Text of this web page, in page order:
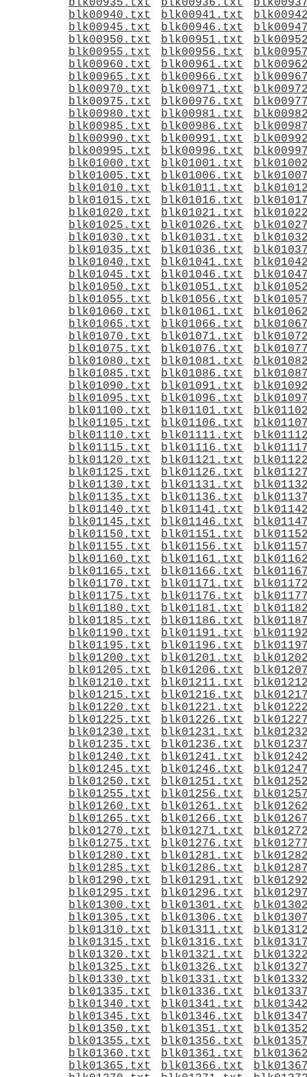
blk00935.txt blk00936.txt
blk00940.txt
blk00941.txt
blk00945.txt
blk00946.txt
blk00950.txt
blk00951.txt
blk00955.txt
blk00956.txt
blk00960.txt
blk00961.txt
blk00965.txt
blk00966.txt
blk00970.txt
blk00971.txt
blk00975.txt
blk00976.txt
blk00980.txt
blk00981.txt
blk00985.txt
blk00986.txt
blk00990.txt
blk00991.txt
blk00995.txt
blk00996.txt
blk01000.txt
blk01001.txt
blk01005.txt
blk01006.txt
blk01010.txt
blk01011.txt
blk01015.txt
blk01016.txt
blk01020.txt
blk01021.txt
blk01025.txt
blk01026.txt
blk01030.txt
blk01031.txt
blk01035.txt
blk01036.txt
blk01040.txt
blk01041.txt
blk01045.txt
blk01046.txt
blk01050.txt
blk01051.txt
blk01055.txt
blk01056.txt
blk01060.txt
blk01061.txt
blk01065.txt
blk01066.txt
blk01070.txt
blk01071.txt
blk01075.txt
blk01076.txt
blk01080.txt
blk01081.txt
blk01085.txt
blk01086.txt
blk01090.txt
blk01091.txt
blk01095.txt
blk01096.txt
blk01100.txt
blk01101.txt
blk01105.txt
blk01106.txt
blk01110.txt
blk01111.txt
blk01115.txt
blk01116.txt
blk01120.txt
blk01121.txt
blk01125.txt
blk01126.txt
blk01130.txt
blk01131.txt
blk01135.txt
blk01136.txt
blk01140.txt
blk01141.txt
blk01145.txt
blk01146.txt
blk01150.txt
blk01151.txt
blk01155.txt
blk01156.txt
blk01160.txt
blk01161.txt
blk01165.txt
blk01166.txt
blk01170.txt
blk01171.txt
blk01175.txt
blk01176.txt
blk01180.txt
blk01181.txt
blk01185.txt
blk01186.txt
blk01190.txt
blk01191.txt
blk01195.txt
blk01196.txt
blk01200.txt
blk01201.txt
blk01205.txt
blk01206.txt
blk01210.txt
blk01211.txt
blk01215.txt
blk01216.txt
blk01220.txt
blk01221.txt
blk01225.txt
blk01226.txt
blk01230.txt
blk01231.txt
blk01235.txt
blk01236.txt
blk01240.txt
blk01241.txt
blk01245.txt
blk01246.txt
blk01250.txt
blk01251.txt
blk01255.txt
blk01256.txt
blk01260.txt
blk01261.txt
blk01265.txt
blk01266.txt
blk01270.txt
blk01271.txt
blk01275.txt
blk01276.txt
blk01280.txt
blk01281.txt
blk01285.txt
blk01286.txt
blk01290.txt
blk01291.txt
blk01295.txt
blk01296.txt
blk01300.txt
blk01301.txt
blk01305.txt
blk01306.txt
blk01310.txt
blk01311.txt
blk01315.txt
blk01316.txt
blk01320.txt
blk01321.txt
blk01325.txt
blk01326.txt
blk01330.txt
blk01331.txt
blk01335.txt
blk01336.txt
blk01340.txt
blk01341.txt
blk01345.txt
blk01346.txt
blk01350.txt
blk01351.txt
blk01355.txt
blk01356.txt
blk01360.txt
blk01361.txt
blk01365.txt
blk01366.txt